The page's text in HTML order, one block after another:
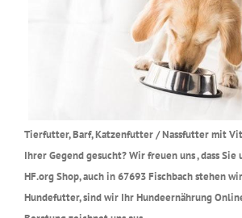
Tierfutter, Barf, Katzenfutter / Nassfutter mit
Ihrer Gegend gesucht? Wir freuen uns , dass Sie
HF.org Shop, auch in 67693 Fischbach stehen
Hundefutter, sind wir Ihr Hundeernährung